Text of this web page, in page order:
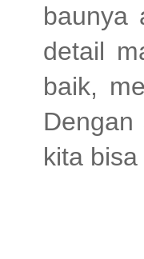
baunya
detail
baik,
kita